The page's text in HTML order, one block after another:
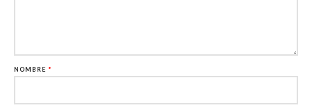
NOMBRE *